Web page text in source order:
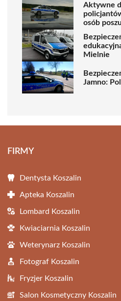
Aktywne
osób
Mielnie
Jamno:
FIRMY
Dentysta Koszalin
Apteka Koszalin
Lombard Koszalin
Kwiaciarnia Koszalin
Weterynarz Koszalin
Fotograf Koszalin
Fryzjer Koszalin
Salon Kosmetyczny Koszalin